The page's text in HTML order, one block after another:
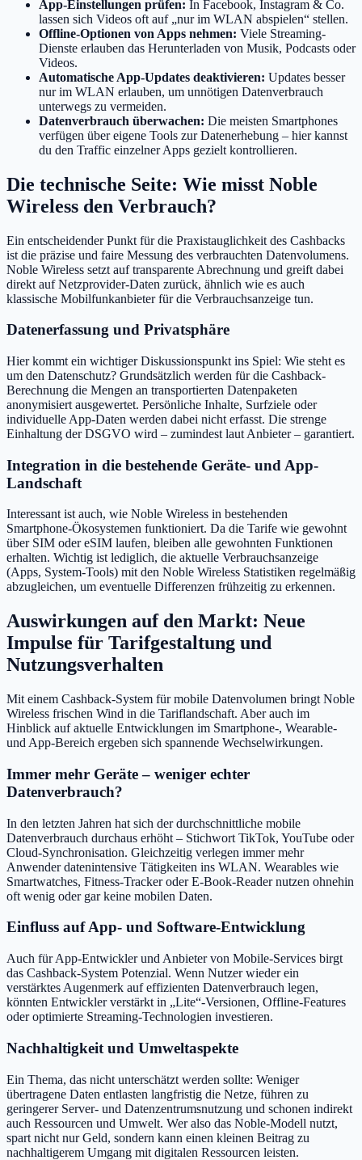
App-Einstellungen prüfen: In Facebook, Instagram & Co.
lassen sich Videos oft auf „nur im WLAN abspielen“ stellen.
Offline-Optionen von Apps nehmen: Viele Streaming-
Dienste erlauben das Herunterladen von Musik, Podcasts oder
Videos.
Automatische App-Updates deaktivieren: Updates besser
nur im WLAN erlauben, um unnötigen Datenverbrauch
unterwegs zu vermeiden.
Datenverbrauch überwachen: Die meisten Smartphones
verfügen über eigene Tools zur Datenerhebung – hier kannst
du den Traffic einzelner Apps gezielt kontrollieren.
Die technische Seite: Wie misst Noble
Wireless den Verbrauch?
Ein entscheidender Punkt für die Praxistauglichkeit des Cashbacks
ist die präzise und faire Messung des verbrauchten Datenvolumens.
Noble Wireless setzt auf transparente Abrechnung und greift dabei
direkt auf Netzprovider-Daten zurück, ähnlich wie es auch
klassische Mobilfunkanbieter für die Verbrauchsanzeige tun.
Datenerfassung und Privatsphäre
Hier kommt ein wichtiger Diskussionspunkt ins Spiel: Wie steht es
um den Datenschutz? Grundsätzlich werden für die Cashback-
Berechnung die Mengen an transportierten Datenpaketen
anonymisiert ausgewertet. Persönliche Inhalte, Surfziele oder
individuelle App-Daten werden dabei nicht erfasst. Die strenge
Einhaltung der DSGVO wird – zumindest laut Anbieter – garantiert.
Integration in die bestehende Geräte- und App-
Landschaft
Interessant ist auch, wie Noble Wireless in bestehenden
Smartphone-Ökosystemen funktioniert. Da die Tarife wie gewohnt
über SIM oder eSIM laufen, bleiben alle gewohnten Funktionen
erhalten. Wichtig ist lediglich, die aktuelle Verbrauchsanzeige
(Apps, System-Tools) mit den Noble Wireless Statistiken regelmäßig
abzugleichen, um eventuelle Differenzen frühzeitig zu erkennen.
Auswirkungen auf den Markt: Neue
Impulse für Tarifgestaltung und
Nutzungsverhalten
Mit einem Cashback-System für mobile Datenvolumen bringt Noble
Wireless frischen Wind in die Tariflandschaft. Aber auch im
Hinblick auf aktuelle Entwicklungen im Smartphone-, Wearable-
und App-Bereich ergeben sich spannende Wechselwirkungen.
Immer mehr Geräte – weniger echter
Datenverbrauch?
In den letzten Jahren hat sich der durchschnittliche mobile
Datenverbrauch durchaus erhöht – Stichwort TikTok, YouTube oder
Cloud-Synchronisation. Gleichzeitig verlegen immer mehr
Anwender datenintensive Tätigkeiten ins WLAN. Wearables wie
Smartwatches, Fitness-Tracker oder E-Book-Reader nutzen ohnehin
oft wenig oder gar keine mobilen Daten.
Einfluss auf App- und Software-Entwicklung
Auch für App-Entwickler und Anbieter von Mobile-Services birgt
das Cashback-System Potenzial. Wenn Nutzer wieder ein
verstärktes Augenmerk auf effizienten Datenverbrauch legen,
könnten Entwickler verstärkt in „Lite“-Versionen, Offline-Features
oder optimierte Streaming-Technologien investieren.
Nachhaltigkeit und Umweltaspekte
Ein Thema, das nicht unterschätzt werden sollte: Weniger
übertragene Daten entlasten langfristig die Netze, führen zu
geringerer Server- und Datenzentrumsnutzung und schonen indirekt
auch Ressourcen und Umwelt. Wer also das Noble-Modell nutzt,
spart nicht nur Geld, sondern kann einen kleinen Beitrag zu
nachhaltigerem Umgang mit digitalen Ressourcen leisten.